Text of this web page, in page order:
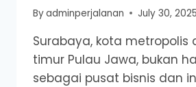
Byadminperjalanan July 30, 2025
Surabaya, kota metropolis
timur Pulau Jawa, bukan
sebagai pusat bisnis dan